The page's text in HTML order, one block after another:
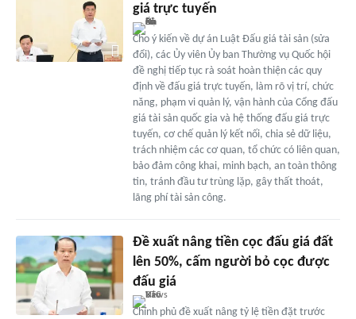
giá trực tuyến
Cho ý kiến về dự án Luật Đấu giá tài sản (sửa
đổi), các Ủy viên Ủy ban Thường vụ Quốc hội
đề nghị tiếp tục rà soát hoàn thiện các quy
định về đấu giá trực tuyến, làm rõ vị trí, chức
năng, phạm vi quản lý, vận hành của Cổng đấu
giá tài sản quốc gia và hệ thống đấu giá trực
tuyến, cơ chế quản lý kết nối, chia sẻ dữ liệu,
trách nhiệm các cơ quan, tổ chức có liên quan,
bảo đảm công khai, minh bạch, an toàn thông
tin, tránh đầu tư trùng lặp, gây thất thoát,
lãng phí tài sản công.
Đề xuất nâng tiền cọc đấu giá đất
lên 50%, cấm người bỏ cọc được
đấu giá
Chính phủ đề xuất nâng tỷ lệ tiền đặt trước